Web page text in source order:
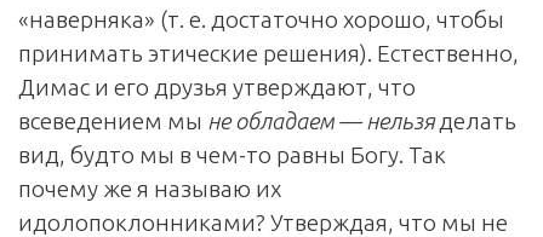
«наверняка» (т. е. достаточно хорошо, чтобы
принимать этические решения). Естественно,
Димас и его друзья утверждают, что
всеведением мы не обладаем — нельзяделать
вид, будто мы в чем-то равны Богу. Так
почему же я называю их
идолопоклонниками? Утверждая, что мы не